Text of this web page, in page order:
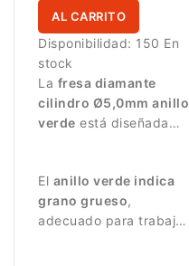
AL CARRITO
Disponibilidad: 150 En
stock
La fresa diamante
cilindro Ø5,0mm anillo
verde está diseñada
que requieren mayor
abrasión.
El anillo verde indica
grano grueso,
adecuado para trabajos